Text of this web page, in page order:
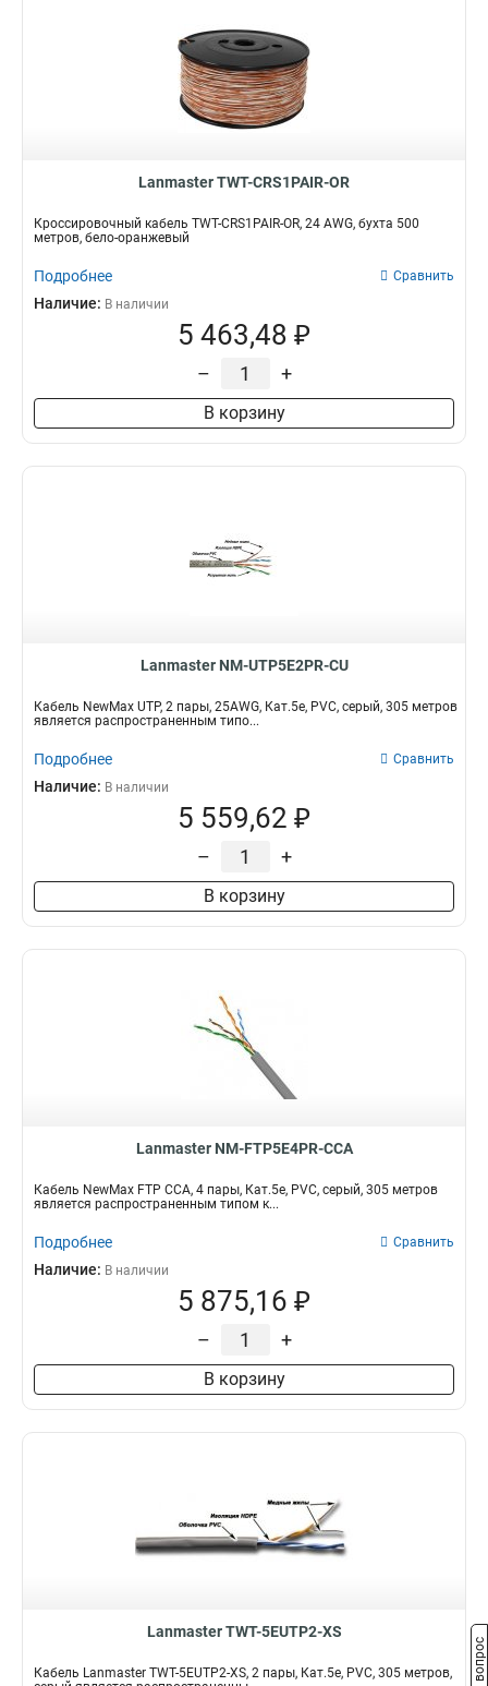
Lanmaster TWT-CRS1PAIR-OR
Кроссировочный кабель TWT-CRS1PAIR-OR, 24 AWG, бухта 500
метров, бело-оранжевый
Подробнее Сравнить
Наличие: В наличии
5 463,48 ₽
– +
В корзину
Lanmaster NM-UTP5E2PR-CU
Кабель NewMax UTP, 2 пары, 25AWG, Кат.5e, PVC, серый, 305 метров
является распространенным типо...
Подробнее Сравнить
Наличие: В наличии
5 559,62 ₽
– +
В корзину
Lanmaster NM-FTP5E4PR-CCA
Кабель NewMax FTP CCA, 4 пары, Кат.5e, PVC, серый, 305 метров
является распространенным типом к...
Подробнее Сравнить
Наличие: В наличии
5 875,16 ₽
– +
В корзину
Lanmaster TWT-5EUTP2-XS
Кабель Lanmaster TWT-5EUTP2-XS, 2 пары, Кат.5e, PVC, 305 метров,